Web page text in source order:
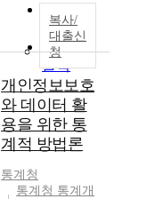
출력
100개씩
출력
복사/
대출신
청
개인정보보호
와 데이터 활
용을 위한 통
계적 방법론
통계청
통계청 통계개